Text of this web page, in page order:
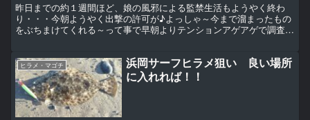
昨日までの約１週間ほど、娘の風邪による監禁生活もようやく終わ
り・・・今朝ようやく出撃の許可が♪よっしゃ～今まで溜まったもの
をぶちまけてくれる～って事で早朝よりテンションアゲアゲで調査に
ヒラメ・マゴチ
浜岡サーフヒラメ狙い 良い場所
に入れれば！！